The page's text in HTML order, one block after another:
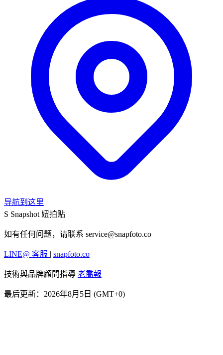
导航到这里
S Snapshot 妞拍贴
如有任何问题，请联系 service@snapfoto.co
LINE@ 客服 | snapfoto.co
技術與品牌顧問指導 老喬報
最后更新：2026年8月5日 (GMT+0)